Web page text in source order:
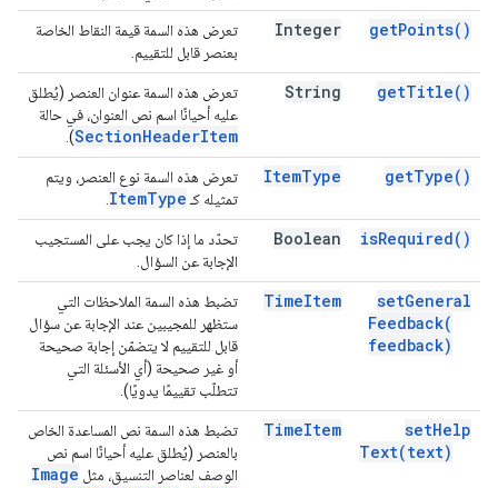
getPoints( )
Integer
تعرض هذه السمة قيمة النقاط الخاصة
بعنصر قابل للتقييم.
getTitle( )
String
تعرض هذه السمة عنوان العنصر (يُطلق
عليه أحيانًا اسم نص العنوان، في حالة
SectionHeaderItem
).
getType( )
ItemType
تعرض هذه السمة نوع العنصر، ويتم
تمثيله كـ
ItemType
isRequired( )
Boolean
تحدّد ما إذا كان يجب على المستجيب
الإجابة عن السؤال.
setGeneral
Feedback(
feedback)
TimeItem
تضبط هذه السمة الملاحظات التي
ستظهر للمجيبين عند الإجابة عن سؤال
قابل للتقييم لا يتضمّن إجابة صحيحة
أو غير صحيحة (أي الأسئلة التي
تتطلّب تقييمًا يدويًا).
setHelp
Text(text)
TimeItem
تضبط هذه السمة نص المساعدة الخاص
بالعنصر (يُطلق عليه أحيانًا اسم نص
الوصف لعناصر التنسيق، مثل Image